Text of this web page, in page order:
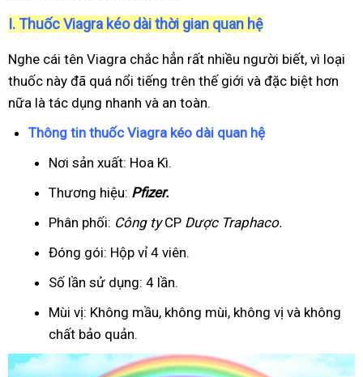
I. Thuốc Viagra kéo dài thời gian quan hệ
Nghe cái tên Viagra chắc hẳn rất nhiều người biết, vì loại
thuốc này đã quá nổi tiếng trên thế giới và đặc biệt hơn
nữa là tác dụng nhanh và an toàn.
Thông tin thuốc Viagra kéo dài quan hệ
Nơi sản xuất: Hoa Kì.
Thương hiệu: Pfizer.
Phân phối: Công tyCP Dược Traphaco.
Đóng gói: Hộp vỉ 4 viên.
Số lần sử dụng: 4 lần.
Mùi vị: Không mầu, không mùi, không vị và không
chất bảo quản.